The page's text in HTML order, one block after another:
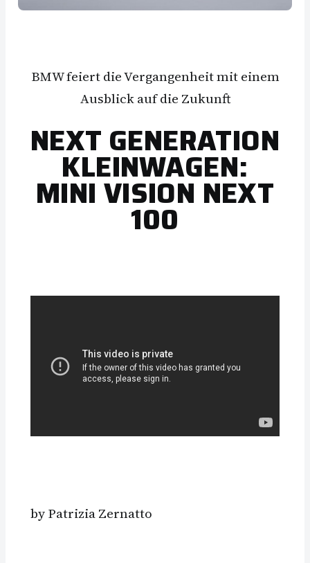
BMW feiert die Vergangenheit mit einem
Ausblick auf die Zukunft
NEXT GENERATION
KLEINWAGEN:
MINI VISION NEXT
100
by Patrizia Zernatto